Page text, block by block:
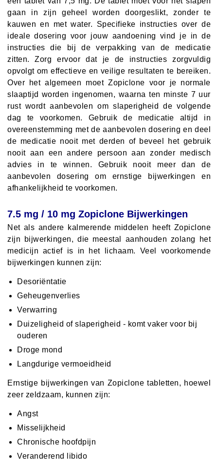
gaan in zijn geheel worden doorgeslikt, zonder te
kauwen en met water. Specifieke instructies over de
ideale dosering voor jouw aandoening vind je in de
instructies die bij de verpakking van de medicatie
zitten. Zorg ervoor dat je de instructies zorgvuldig
opvolgt om effectieve en veilige resultaten te bereiken.
Over het algemeen moet Zopiclone voor je normale
slaaptijd worden ingenomen, waarna ten minste 7 uur
rust wordt aanbevolen om slaperigheid de volgende
dag te voorkomen. Gebruik de medicatie altijd in
overeenstemming met de aanbevolen dosering en deel
de medicatie nooit met derden of beveel het gebruik
nooit aan een andere persoon aan zonder medisch
advies in te winnen. Gebruik nooit meer dan de
aanbevolen dosering om ernstige bijwerkingen en
afhankelijkheid te voorkomen.
7.5 mg / 10 mg Zopiclone Bijwerkingen
Net als andere kalmerende middelen heeft Zopiclone
zijn bijwerkingen, die meestal aanhouden zolang het
medicijn actief is in het lichaam. Veel voorkomende
bijwerkingen kunnen zijn:
Desoriëntatie
Geheugenverlies
Verwarring
Duizeligheid of slaperigheid - komt vaker voor bij
ouderen
Droge mond
Langdurige vermoeidheid
Ernstige bijwerkingen van Zopiclone tabletten, hoewel
zeer zeldzaam, kunnen zijn:
Angst
Misselijkheid
Chronische hoofdpijn
Veranderend libido